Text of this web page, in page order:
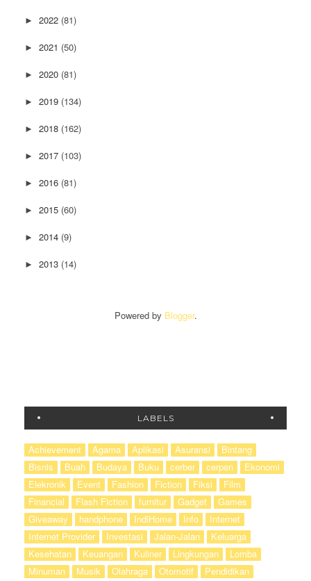
► 2022 (81)
► 2021 (50)
► 2020 (81)
► 2019 (134)
► 2018 (162)
► 2017 (103)
► 2016 (81)
► 2015 (60)
► 2014 (9)
► 2013 (14)
Powered by Blogger.
LABELS
Achievement Agama Aplikasi Asuransi
Bintang
Bisnis
Buah Budaya Buku cerber cerpen
Ekonomi
Elekronik
Event Fashion Fiction Fiksi
Film
Financial
Flash Fiction furnitur Gadget
Games
Giveaway
handphone IndiHome Info
Internet
Internet Provider
Investasi Jalan-Jalan
Keluarga
Kesehatan
Keuangan Kuliner Lingkungan
Lomba
Minuman
Musik Olahraga Otomotif
Pendidikan